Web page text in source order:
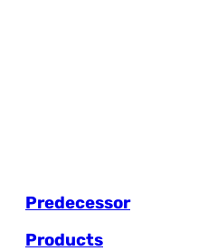
Predecessor
Products